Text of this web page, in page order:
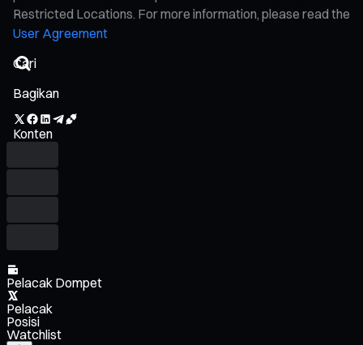
Restricted Locations. For more information, please read the
User Agreement
Bagikan
Konten
Pelacak Dompet
Pelacak
Posisi
Watchlist